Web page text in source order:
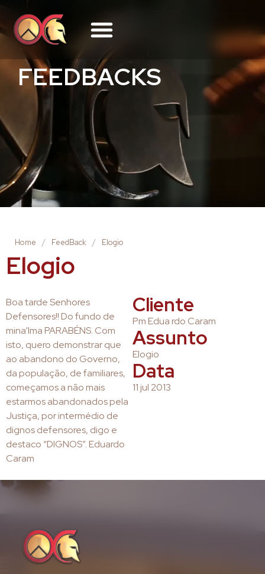
FEEDBACKS
Home / FeedBack / Elogio
Elogio
Boa tarde Senhores
Defensores!! Do fundo de
mina’lma PARABÉNS. Com
isto, quero demonstrar que
ao abandono do Governo,
da população, de familiares,
começamos a não mais
estarmos abandonados pela
Justiça, por intermédio de
dignos defensores, digo e
destaco “DIGNOS”. Eduardo
Caram
Cliente
Pm Edua rdo Caram
Assunto
Elogio
Data
11 jul 2013